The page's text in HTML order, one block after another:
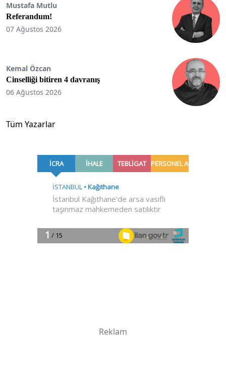
Mustafa Mutlu
Referandum!
07 Ağustos 2026
Kemal Özcan
Cinselliği bitiren 4 davranış
06 Ağustos 2026
Tüm Yazarlar